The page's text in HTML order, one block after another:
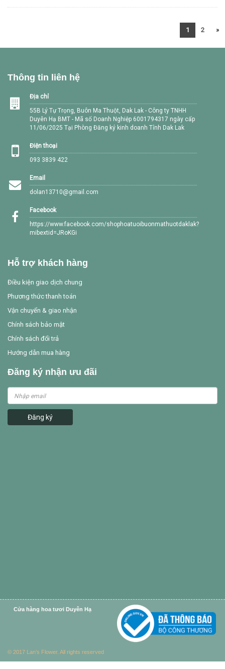
1 2 »
Thông tin liên hệ
Địa chỉ
55B Lý Tự Trọng, Buôn Ma Thuột, Dak Lak - Công ty TNHH
Duyên Hạ BMT - Mã số Doanh Nghiệp 6001794317 ngày cấp
11/06/2025 Tại Phòng Đăng ký kinh doanh Tỉnh Dak Lak
Điện thoại
093 3839 422
Email
dolan13710@gmail.com
Facebook
https://www.facebook.com/shophoatuoibuonmathuotdaklak?
mibextid=JRoKGi
Hỗ trợ khách hàng
Điều kiện giao dịch chung
Phương thức thanh toán
Vận chuyển & giao nhận
Chính sách bảo mật
Chính sách đổi trả
Hướng dẫn mua hàng
Đăng ký nhận ưu đãi
Đăng ký
Cửa hàng hoa tươi Duyên Hạ
© 2017 Lan’s Flower. All rights reserved